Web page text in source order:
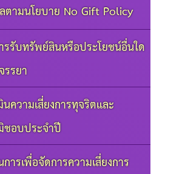
ตามนโยบาย No Gift Policy
รรับทรัพย์สินหรือประโยชน์อื่นใด
รรยา
ความเสี่ยงการทุจริตและ
อบประจำปี
ารเพื่อจัดการความเสี่ยงการ